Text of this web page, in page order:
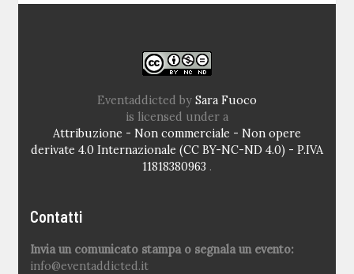
Eventaddicted by Sara Fuoco
is licensed under a
Attribuzione - Non commerciale - Non opere
derivate 4.0 Internazionale (CC BY-NC-ND 4.0) - P.IVA
11818380963 .
Contatti
Invia un comunicato stampa o segnala un evento:
info@eventaddicted.it